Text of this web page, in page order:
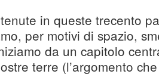
in queste trecento
per motivi di spazio,
da un capitolo
terre (l’argomento